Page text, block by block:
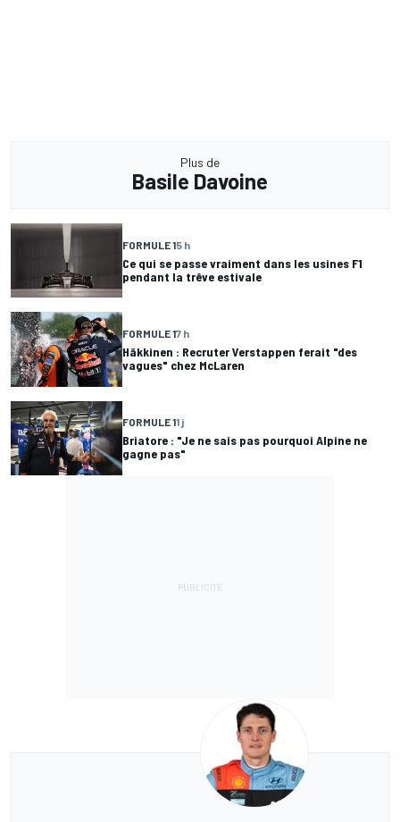
Plus de
Basile Davoine
FORMULE 15 h
Ce qui se passe vraiment dans les usines F1
pendant la trêve estivale
FORMULE 17 h
Häkkinen : Recruter Verstappen ferait "des
vagues" chez McLaren
FORMULE 11 j
Briatore : "Je ne sais pas pourquoi Alpine ne
gagne pas"